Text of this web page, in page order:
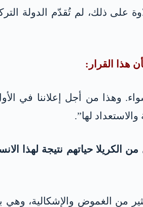
على ذلك، لم تُقدّم الدولة
هذا القرار:
لها”.
من الغموض والإشكالية،